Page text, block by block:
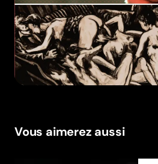
Vous aimerez aussi